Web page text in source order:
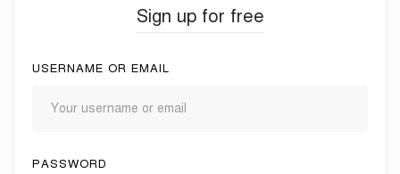
Sign up for free
USERNAME OR EMAIL
PASSWORD